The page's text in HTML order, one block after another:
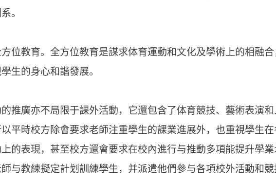
。
位教育。 全方位教育是謀求体育運動和文化及學術上的相融
生的身心和諧發展。
推廣亦不局限于課外活動， 它還包含了体育競技、藝術表演
平時校方除會要求老師注重學生的課業進展外， 也重視學生
的表現， 甚至校方還會要求在校內進行与推動多項能提升學
与教練擬定計划訓練學生， 并派遣他們參与各項校外活動和